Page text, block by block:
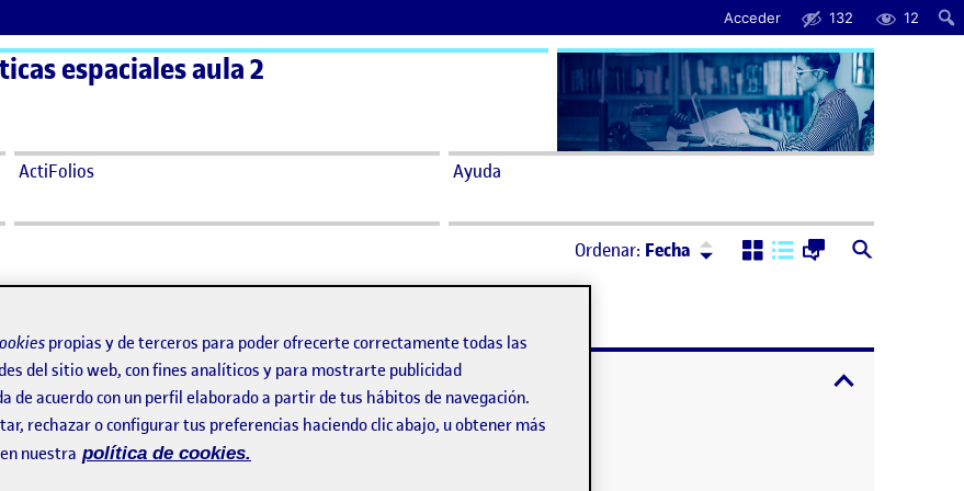
Acceder 132 12
espaciales aula 2
ActiFolios Ayuda
Ordenar: Fecha Ordenar:Descendente
pm
La Específica: COMUNIDADE.
propias y de terceros para poder ofrecerte correctamente todas las
del sitio web, con fines analíticos y para mostrarte publicidad
de acuerdo con un perfil elaborado a partir de tus hábitos de navegación.
rechazar o configurar tus preferencias haciendo clic abajo, u obtener más
nuestra política de cookies.